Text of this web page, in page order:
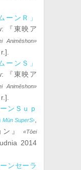
ーンＲ」
『東映ア
Animēshon»
].
ーンＳ」
『東映ア
Animēshon»
].
ンＳｕｐ
Mūn SuperS›
』
«Tōei
‎2014
ンセーラ